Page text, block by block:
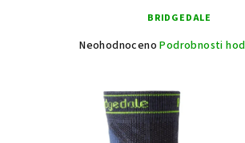
BRIDGEDALE
Průměrné
Neohodnoceno Podrobnosti